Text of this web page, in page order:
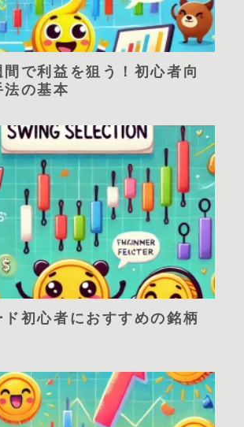
で利益を狙う！初心者向
法の基本
ド初心者におすすめの銘柄